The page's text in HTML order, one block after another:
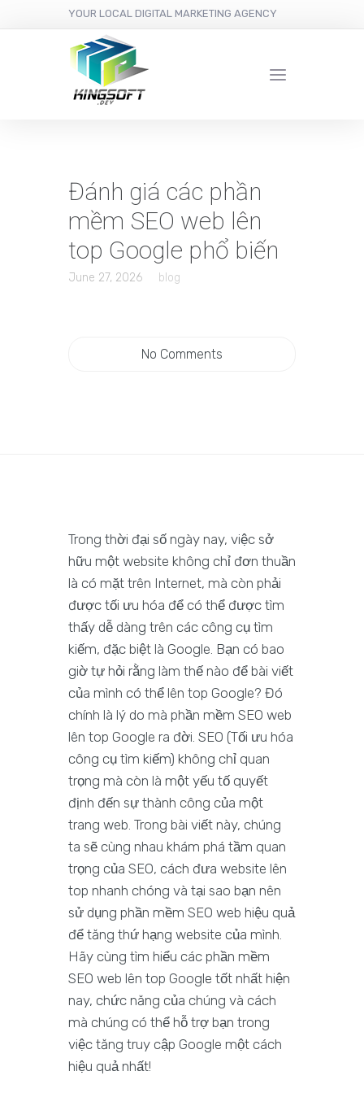
YOUR LOCAL DIGITAL MARKETING AGENCY
Đánh giá các phần
mềm SEO web lên
top Google phổ biến
June 27, 2026 blog
No Comments
Trong thời đại số ngày nay, việc sở
hữu một website không chỉ đơn thuần
là có mặt trên Internet, mà còn phải
được tối ưu hóa để có thể được tìm
thấy dễ dàng trên các công cụ tìm
kiếm, đặc biệt là Google. Bạn có bao
giờ tự hỏi rằng làm thế nào để bài viết
của mình có thể lên top Google? Đó
chính là lý do mà phần mềm SEO web
lên top Google ra đời. SEO (Tối ưu hóa
công cụ tìm kiếm) không chỉ quan
trọng mà còn là một yếu tố quyết
định đến sự thành công của một
trang web. Trong bài viết này, chúng
ta sẽ cùng nhau khám phá tầm quan
trọng của SEO, cách đưa website lên
top nhanh chóng và tại sao bạn nên
sử dụng phần mềm SEO web hiệu quả
để tăng thứ hạng website của mình.
Hãy cùng tìm hiểu các phần mềm
SEO web lên top Google tốt nhất hiện
nay, chức năng của chúng và cách
mà chúng có thể hỗ trợ bạn trong
việc tăng truy cập Google một cách
hiệu quả nhất!